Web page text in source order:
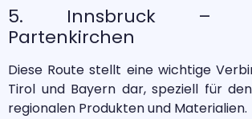
5. Innsbruck –
Partenkirchen
Diese Route stellt eine wichtige
Tirol und Bayern dar, speziell für
regionalen Produkten und Materialien.